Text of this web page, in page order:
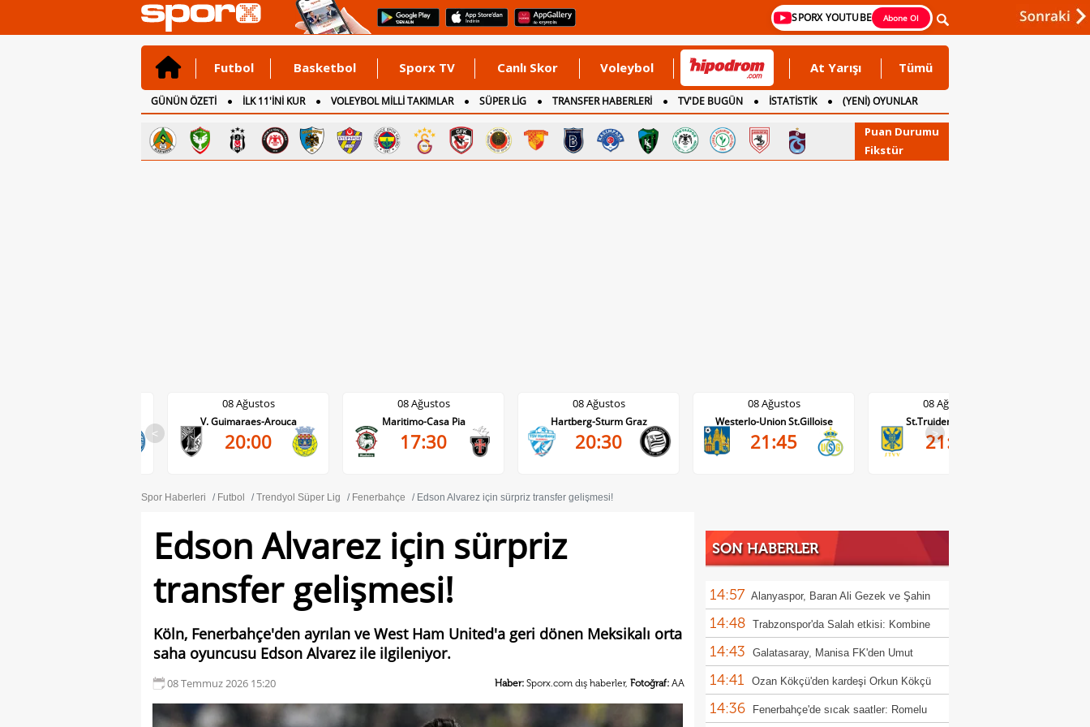
SPORX YOUTUBE Abone Ol
Futbol Basketbol Sporx TV Canlı Skor Voleybol At Yarışı Tümü
GÜNÜN ÖZETİ İLK 11'İNİ KUR VOLEYBOL MİLLİ TAKIMLAR SÜPER LİG TRANSFER HABERLERİ TV'DE BUGÜN İSTATİSTİK
(YENİ) OYUNLAR
CANLI ANLATIM
İNGİLTERE
Puan Durumu
Fikstür
<
08 Ağustos
Maritimo-Casa Pia
17:30
08 Ağustos
Hartberg-Sturm Graz
20:30
08 Ağustos
Westerlo-Union St.Gilloise
21:45
08 Ağustos
St.Truiden-Lommel
21:45
08 Ağustos
Standard Liege-Cercle Brugge
19:15
>
Spor Haberleri Futbol Trendyol Süper Lig Fenerbahçe Edson Alvarez için sürpriz transfer gelişmesi!
Edson Alvarez için sürpriz
transfer gelişmesi!
Köln, Fenerbahçe'den ayrılan ve West Ham United'a geri dönen Meksikalı orta
saha oyuncusu Edson Alvarez ile ilgileniyor.
08 Temmuz 2026 15:20 Haber: Sporx.com dış haberler, Fotoğraf: AA
SON HABERLER
14:57 Alanyaspor, Baran Ali Gezek ve Şahin
Dik'i kadrosuna kattı
14:48 Trabzonspor'da Salah etkisi: Kombine
satışlarında rekor!
14:43 Galatasaray, Manisa FK'den Umut
Erdem'i kadrosuna kattı
14:41 Ozan Kökçü'den kardeşi Orkun Kökçü
için açıklama!
14:36 Fenerbahçe'de sıcak saatler: Romelu